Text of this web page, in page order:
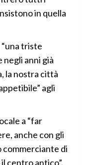
in quella
triste
negli anni già
la nostra città
agli
a “far
anche con gli
commerciante di
centro antico”.